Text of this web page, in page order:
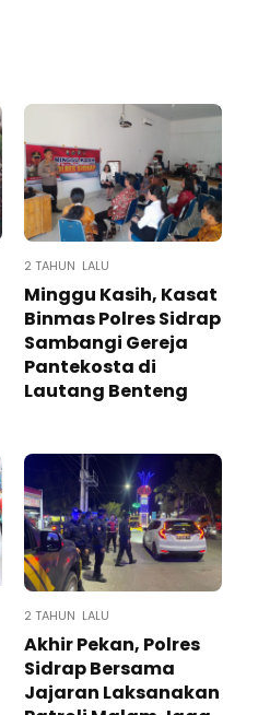
2 TAHUN LALU
Minggu Kasih, Kasat
Binmas Polres Sidrap
Sambangi Gereja
Pantekosta di
Lautang Benteng
2 TAHUN LALU
Akhir Pekan, Polres
Sidrap Bersama
Jajaran Laksanakan